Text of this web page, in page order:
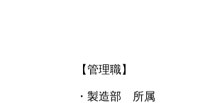
【管理職】
・製造部 所属